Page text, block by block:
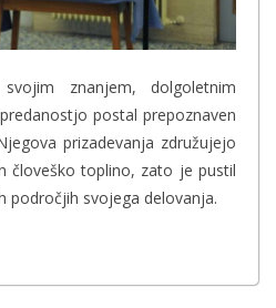
znanjem, dolgoletnim
postal prepoznaven
prizadevanja združujejo
človeško toplino, zato je pustil
področjih svojega delovanja.